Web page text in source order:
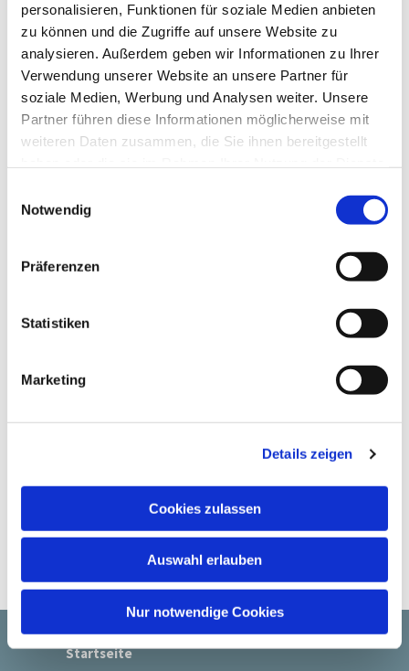
personalisieren, Funktionen für soziale Medien anbieten
zu können und die Zugriffe auf unsere Website zu
analysieren. Außerdem geben wir Informationen zu Ihrer
Verwendung unserer Website an unsere Partner für
soziale Medien, Werbung und Analysen weiter. Unsere
Partner führen diese Informationen möglicherweise mit
weiteren Daten zusammen, die Sie ihnen bereitgestellt
l
Notwendig
Präferenzen
Statistiken
Marketing
Details zeigen
Cookies zulassen
Auswahl erlauben
Nur notwendige Cookies
Dies könnte Sie auch
interessieren
Startseite